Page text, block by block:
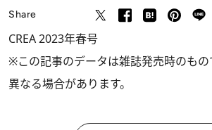
Share
CREA 2023年春号
※この記事のデータは雑誌発売時のも
異なる場合があります。